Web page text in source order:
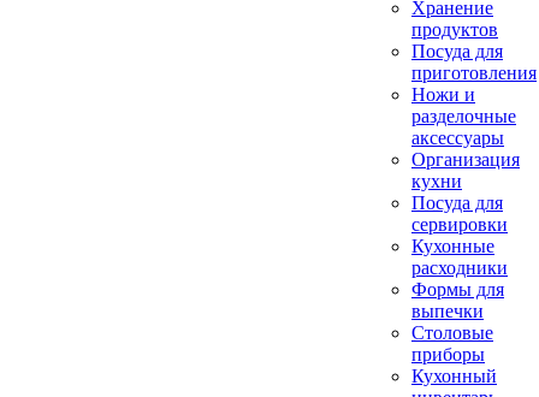
Хранение
продуктов
Посуда для
приготовления
Ножи и
разделочные
аксессуары
Организация
кухни
Посуда для
сервировки
Кухонные
расходники
Формы для
выпечки
Столовые
приборы
Кухонный